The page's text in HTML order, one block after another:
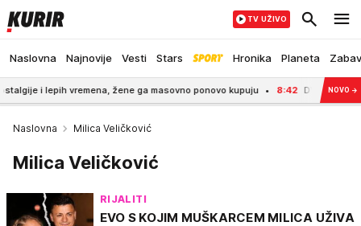
Naslovna Najnovije Vesti Stars Hronika Planeta
TV UŽIVO
vremena, žene ga masovno ponovo kupuju 8:42 DVOJICA RADNIKA
NOVO →
Naslovna Milica Veličković
Milica Veličković
RIJALITI
EVO S KOJIM MUŠKARCEM MILICA UŽIVA